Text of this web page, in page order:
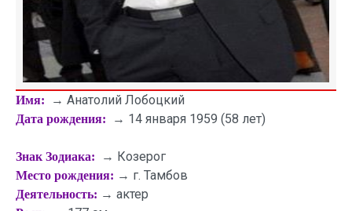
Имя: → Анатолий Лобоцкий
Дата рождения: → 14 января 1959 (58 лет)
Знак Зодиака: → Козерог
Место рождения: → г. Тамбов
Деятельность: → актер